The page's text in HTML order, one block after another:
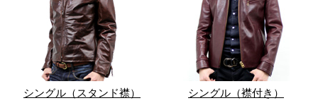
シングル（スタンド襟） シングル（襟付き）